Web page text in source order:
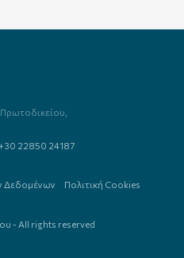
ΣΥΛΛΟΓΟΣ
+30 22850 24187
Δεδομένων
Πολιτική Cookies
- All rights reserved